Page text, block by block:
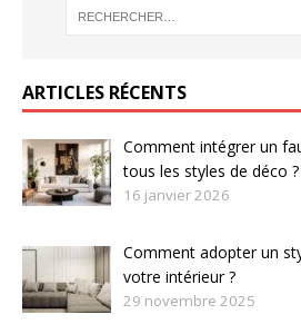
ARTICLES RÉCENTS
Comment intégrer un
tous les styles de déco ?
16 janvier 2026
Comment adopter un
votre intérieur ?
29 novembre 2025